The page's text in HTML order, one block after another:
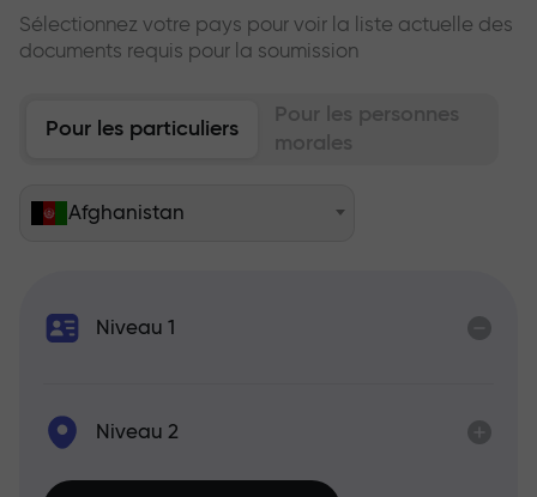
Sélectionnez votre pays pour voir la liste actuelle des
documents requis pour la soumission
Pour les particuliers
Pour les personnes
morales
Afghanistan
Niveau 1
Niveau 2